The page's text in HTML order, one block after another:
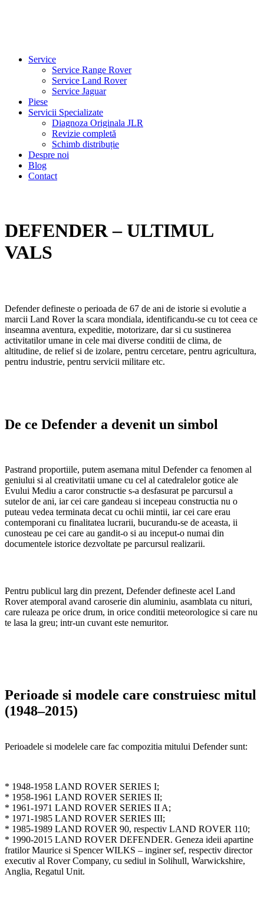
Service
Service Range Rover
Service Land Rover
Service Jaguar
Piese
Servicii Specializate
Diagnoza Originala JLR
Revizie completă
Schimb distribuție
Despre noi
Blog
Contact
DEFENDER – ULTIMUL
VALS
Defender defineste o perioada de 67 de ani de istorie si evolutie a
marcii Land Rover la scara mondiala, identificandu-se cu tot ceea ce
inseamna aventura, expeditie, motorizare, dar si cu sustinerea
activitatilor umane in cele mai diverse conditii de clima, de
altitudine, de relief si de izolare, pentru cercetare, pentru agricultura,
pentru industrie, pentru servicii militare etc.
De ce Defender a devenit un simbol
Pastrand proportiile, putem asemana mitul Defender ca fenomen al
geniului si al creativitatii umane cu cel al catedralelor gotice ale
Evului Mediu a caror constructie s-a desfasurat pe parcursul a
sutelor de ani, iar cei care gandeau si incepeau constructia nu o
puteau vedea terminata decat cu ochii mintii, iar cei care erau
contemporani cu finalitatea lucrarii, bucurandu-se de aceasta, ii
cunosteau pe cei care au gandit-o si au inceput-o numai din
documentele istorice dezvoltate pe parcursul realizarii.
Pentru publicul larg din prezent, Defender defineste acel Land
Rover atemporal avand caroserie din aluminiu, asamblata cu nituri,
care ruleaza pe orice drum, in orice conditii meteorologice si care nu
te lasa la greu; intr-un cuvant este nemuritor.
Perioade si modele care construiesc mitul
(1948–2015)
Perioadele si modelele care fac compozitia mitului Defender sunt:
* 1948-1958 LAND ROVER SERIES I;
* 1958-1961 LAND ROVER SERIES II;
* 1961-1971 LAND ROVER SERIES II A;
* 1971-1985 LAND ROVER SERIES III;
* 1985-1989 LAND ROVER 90, respectiv LAND ROVER 110;
* 1990-2015 LAND ROVER DEFENDER. Geneza ideii apartine
fratilor Maurice si Spencer WILKS – inginer sef, respectiv director
executiv al Rover Company, cu sediul in Solihull, Warwickshire,
Anglia, Regatul Unit.